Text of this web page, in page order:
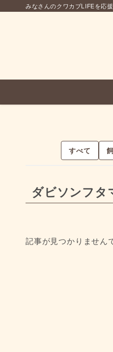
みなさんのクワカブLIFEを応
すべて
ダビソンフタ
記事が見つかりません